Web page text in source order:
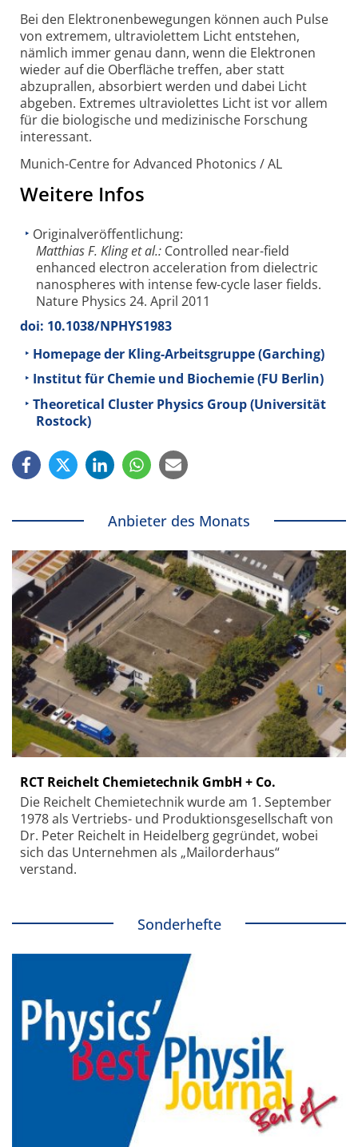
Bei den Elektronenbewegungen können auch Pulse
von extremem, ultraviolettem Licht entstehen,
nämlich immer genau dann, wenn die Elektronen
wieder auf die Oberfläche treffen, aber statt
abzuprallen, absorbiert werden und dabei Licht
abgeben. Extremes ultraviolettes Licht ist vor allem
für die biologische und medizinische Forschung
interessant.
Munich-Centre for Advanced Photonics / AL
Weitere Infos
Originalveröffentlichung:
Matthias F. Kling et al.: Controlled near-field
enhanced electron acceleration from dielectric
nanospheres with intense few-cycle laser fields.
Nature Physics 24. April 2011
doi: 10.1038/NPHYS1983
Homepage der Kling-Arbeitsgruppe (Garching)
Institut für Chemie und Biochemie (FU Berlin)
Theoretical Cluster Physics Group (Universität
Rostock)
Anbieter des Monats
RCT Reichelt Chemietechnik GmbH + Co.
Die Reichelt Chemietechnik wurde am 1. September
1978 als Vertriebs- und Produktionsgesellschaft von
Dr. Peter Reichelt in Heidelberg gegründet, wobei
sich das Unternehmen als „Mailorderhaus“
verstand.
Sonderhefte